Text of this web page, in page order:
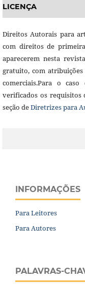
LICENÇA
Direitos Autorais para
com direitos de
aparecerem nesta
gratuito, com atribuições
comerciais.Para o
verificados os requisitos
seção deDiretrizes para
INFORMAÇÕES
Para Leitores
Para Autores
PALAVRAS-